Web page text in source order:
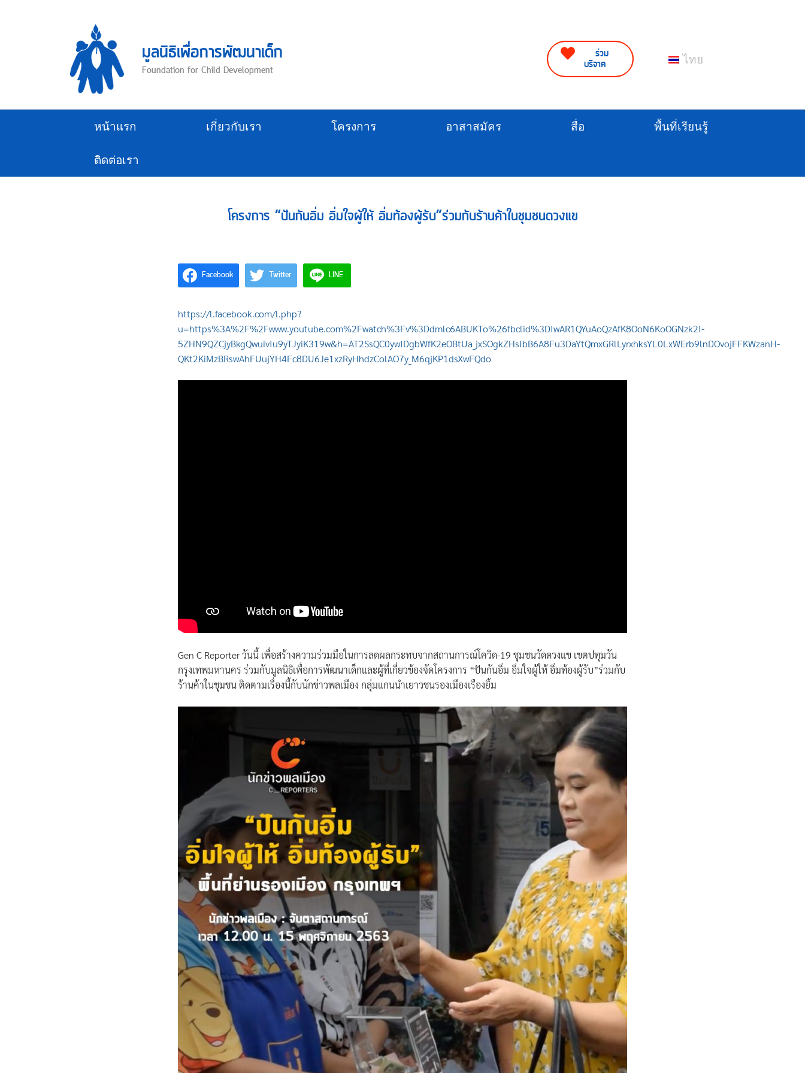
มูลนิธิเพื่อการพัฒนาเด็ก
Foundation for Child Development
ร่วม
บริจาค ไทย
หน้าแรก เกี่ยวกับเรา โครงการ อาสาสมัคร สื่อ พื้นที่เรียนรู้
ติดต่อเรา
โครงการ “ปันกันอิ่ม อิ่มใจผู้ให้ อิ่มท้องผู้รับ”ร่วมกับร้านค้าในชุมชนดวงแข
Facebook Twitter LINE
https://l.facebook.com/l.php?
u=https%3A%2F%2Fwww.youtube.com%2Fwatch%3Fv%3Ddmlc6ABUKTo%26fbclid%3DIwAR1QYuAoQzAfK8OoN6KoOGNzk2I-
5ZHN9QZCjyBkgQwuivIu9yTJyiK319w&h=AT2SsQC0ywIDgbWfK2eOBtUa_jxSOgkZHsIbB6A8Fu3DaYtQmxGRlLyrxhksYL0LxWErb9lnDOvojFFKWzanH-
QKt2KiMzBRswAhFUujYH4Fc8DU6Je1xzRyHhdzColAO7y_M6qjKP1dsXwFQdo
Gen C Reporter วันนี้ เพื่อสร้างความร่วมมือในการลดผลกระทบจากสถานการณ์โควิด-19 ชุมชนวัดดวงแข เขตปทุมวัน
กรุงเทพมหานคร ร่วมกับมูลนิธิเพื่อการพัฒนาเด็กและผู้ที่เกี่ยวข้องจัดโครงการ “ปันกันอิ่ม อิ่มใจผู้ให้ อิ่มท้องผู้รับ”ร่วมกับ
ร้านค้าในชุมชน ติดตามเรื่องนี้กับนักข่าวพลเมือง กลุ่มแกนนำเยาวชนรองเมืองเรืองยิ้ม